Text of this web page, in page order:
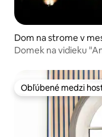
Dom na strome v
Domek na vidieku
Obľúbené medzi
Obľúbené medzi